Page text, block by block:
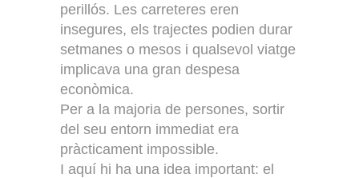
perillós. Les carreteres eren
insegures, els trajectes podien durar
setmanes o mesos i qualsevol viatge
implicava una gran despesa
econòmica.
Per a la majoria de persones, sortir
del seu entorn immediat era
pràcticament impossible.
I aquí hi ha una idea important: el